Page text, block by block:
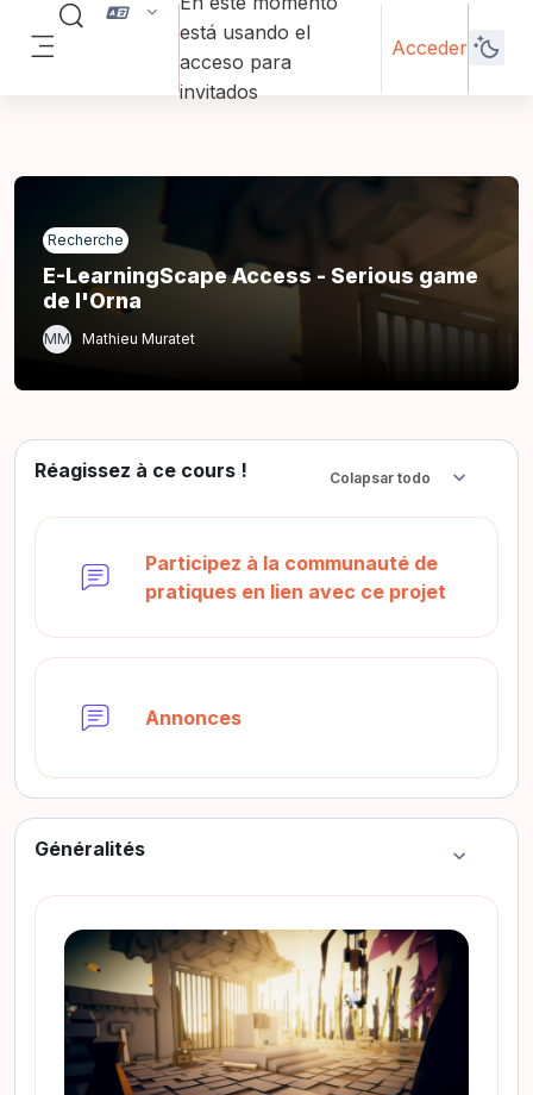
Salta al contenido principal
Panel lateral
Selector de búsqueda de entrada
está usando el
acceso para
invitados
Acceder
Recherche
E-LearningScape Access - Serious game
de l'Orna
MM Mathieu Muratet
Réagissez à ce cours !
Colapsar
Colapsar todo
Participez à la communauté de
pratiques en lien avec ce projet
AnnoncesForo
Généralités
Colapsar